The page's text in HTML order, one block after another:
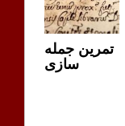
تمرین جمله
سازی